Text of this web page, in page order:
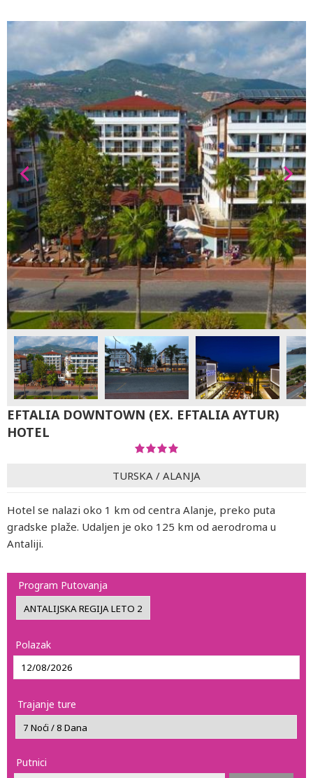
EFTALIA DOWNTOWN (EX. EFTALIA AYTUR)
HOTEL
TURSKA / ALANJA
Hotel se nalazi oko 1 km od centra Alanje, preko puta
gradske plaže. Udaljen je oko 125 km od aerodroma u
Antaliji.
Program Putovanja
Polazak
Trajanje ture
Putnici